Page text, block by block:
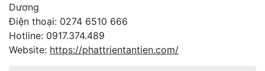
Dương
Điện thoại: 0274 6510 666
Hotline: 0917.374.489
Website: https://phattrientantien.com/